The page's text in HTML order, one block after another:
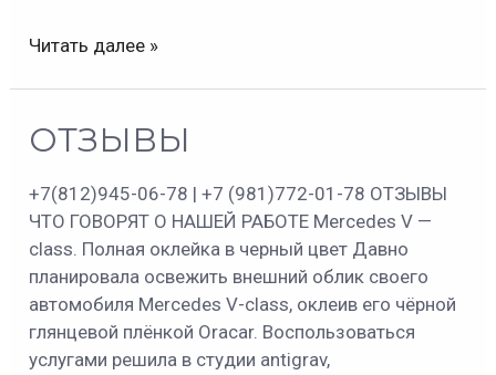
Читать далее »
ОТЗЫВЫ
+7(812)945-06-78 | +7 (981)772-01-78 ОТЗЫВЫ
ЧТО ГОВОРЯТ О НАШЕЙ РАБОТЕ Mercedes V —
class. Полная оклейка в черный цвет Давно
планировала освежить внешний облик своего
автомобиля Mercedes V-class, оклеив его чёрной
глянцевой плёнкой Oracar. Воспользоваться
услугами решила в студии antigrav,
ОТЗЫВЫ